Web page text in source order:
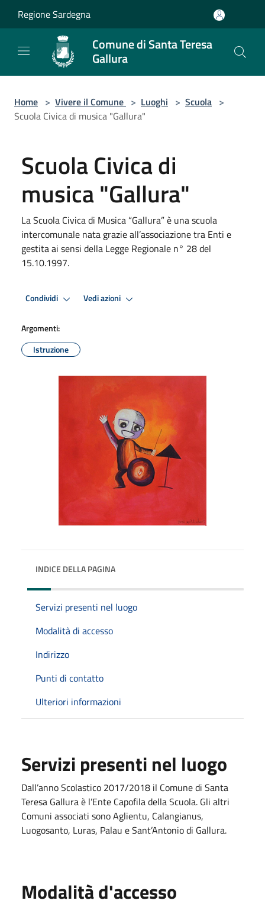
Regione Sardegna
Comune di Santa Teresa
Gallura
Home > Vivere il Comune > Luoghi > Scuola >
Scuola Civica di musica "Gallura"
Scuola Civica di
musica "Gallura"
La Scuola Civica di Musica “Gallura” è una scuola
intercomunale nata grazie all’associazione tra Enti e
gestita ai sensi della Legge Regionale n° 28 del
15.10.1997.
Condividi Vedi azioni
Argomenti:
Istruzione
INDICE DELLA PAGINA
Servizi presenti nel luogo
Modalità di accesso
Indirizzo
Punti di contatto
Ulteriori informazioni
Servizi presenti nel luogo
Dall’anno Scolastico 2017/2018 il Comune di Santa
Teresa Gallura è l’Ente Capofila della Scuola. Gli altri
Comuni associati sono Aglientu, Calangianus,
Luogosanto, Luras, Palau e Sant’Antonio di Gallura.
Modalità d'accesso